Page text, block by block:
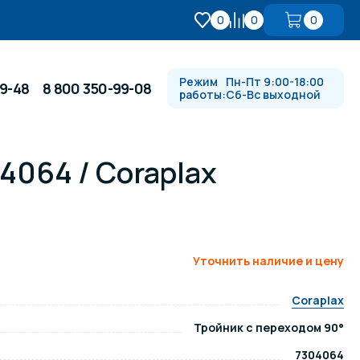
0 0 0
Противотоки и гидромассажи
48 8 800 350-99-08
Режим
работы:
Пн-Пт 9:00-18:00
Сб-Вс выходной
/ Coraplax
Уточнить наличие и цену
Coraplax
Тройник с переходом 90°
7304064